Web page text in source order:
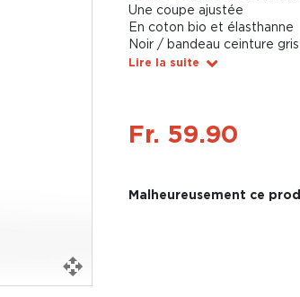
Une coupe ajustée
En coton bio et élasthanne
Noir / bandeau ceinture
Lire la suite
Fr. 59.90
Malheureusement ce